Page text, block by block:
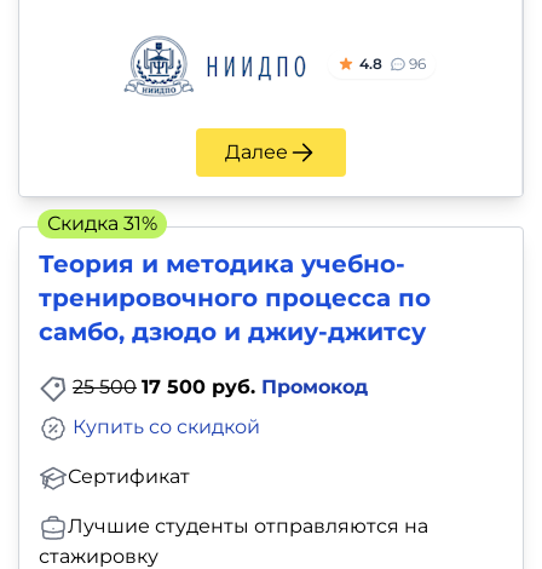
4.8 96
Далее
Теория и методика учебно-
тренировочного процесса по
самбо, дзюдо и джиу-джитсу
25 500 17 500 руб. Промокод
Сертификат
Купить со скидкой
Лучшие студенты отправляются на
стажировку
Скидка 31%
саморазвитие
Прочее
Репетиторы
Тесты
на
профориентацию